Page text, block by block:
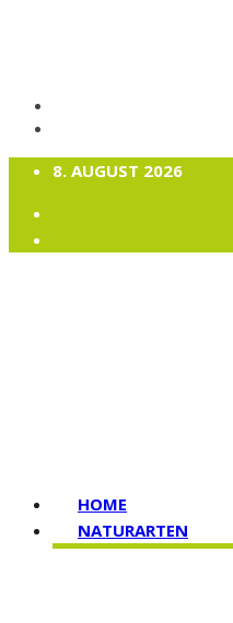
8. AUGUST 2026
HOME
NATURARTEN